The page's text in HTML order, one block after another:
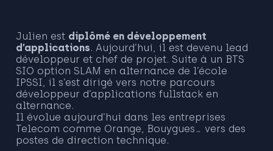
Julien est diplômé en développement
d’applications. Aujourd’hui, il est devenu lead
développeur et chef de projet. Suite à un BTS
SIO option SLAM en alternance de l’école
IPSSI, il s’est dirigé vers notre parcours
développeur d’applications fullstack en
alternance.
Il évolue aujourd’hui dans les entreprises
Telecom comme Orange, Bouygues… vers des
postes de direction technique.